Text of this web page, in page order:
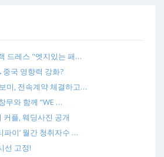
드레스 "엣지있는 패…
국 영향력 강화?
미, 전속계약 체결하고…
무와 함께 “WE …
플, 웨딩사진 공개
파이’ 월간 청취자수 …
선 고정!